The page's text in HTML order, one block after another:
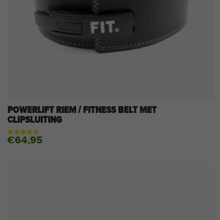
POWERLIFT RIEM / FITNESS BELT MET
CLIPSLUITING
Gewaardeerd
42
€64,95